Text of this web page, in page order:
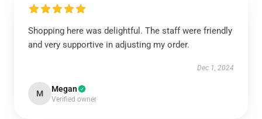
Shopping here was delightful. The staff were friendly
and very supportive in adjusting my order.
Dec 1, 2024
M Megan
Verified owner